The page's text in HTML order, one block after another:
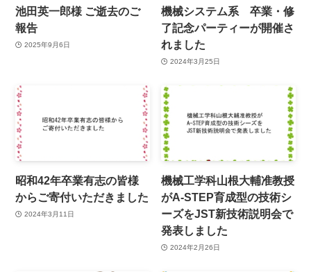
池田英一郎様 ご逝去のご
報告
2025年9月6日
機械システム系 卒業・修
了記念パーティーが開催さ
れました
2024年3月25日
昭和42年卒業有志の皆様
からご寄付いただきました
2024年3月11日
機械工学科山根大輔准教授
がA-STEP育成型の技術シ
ーズをJST新技術説明会で
発表しました
2024年2月26日